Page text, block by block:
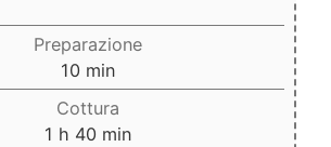
Preparazione
10 minuti
min
Cottura
1 ora
h 40 minuti
min